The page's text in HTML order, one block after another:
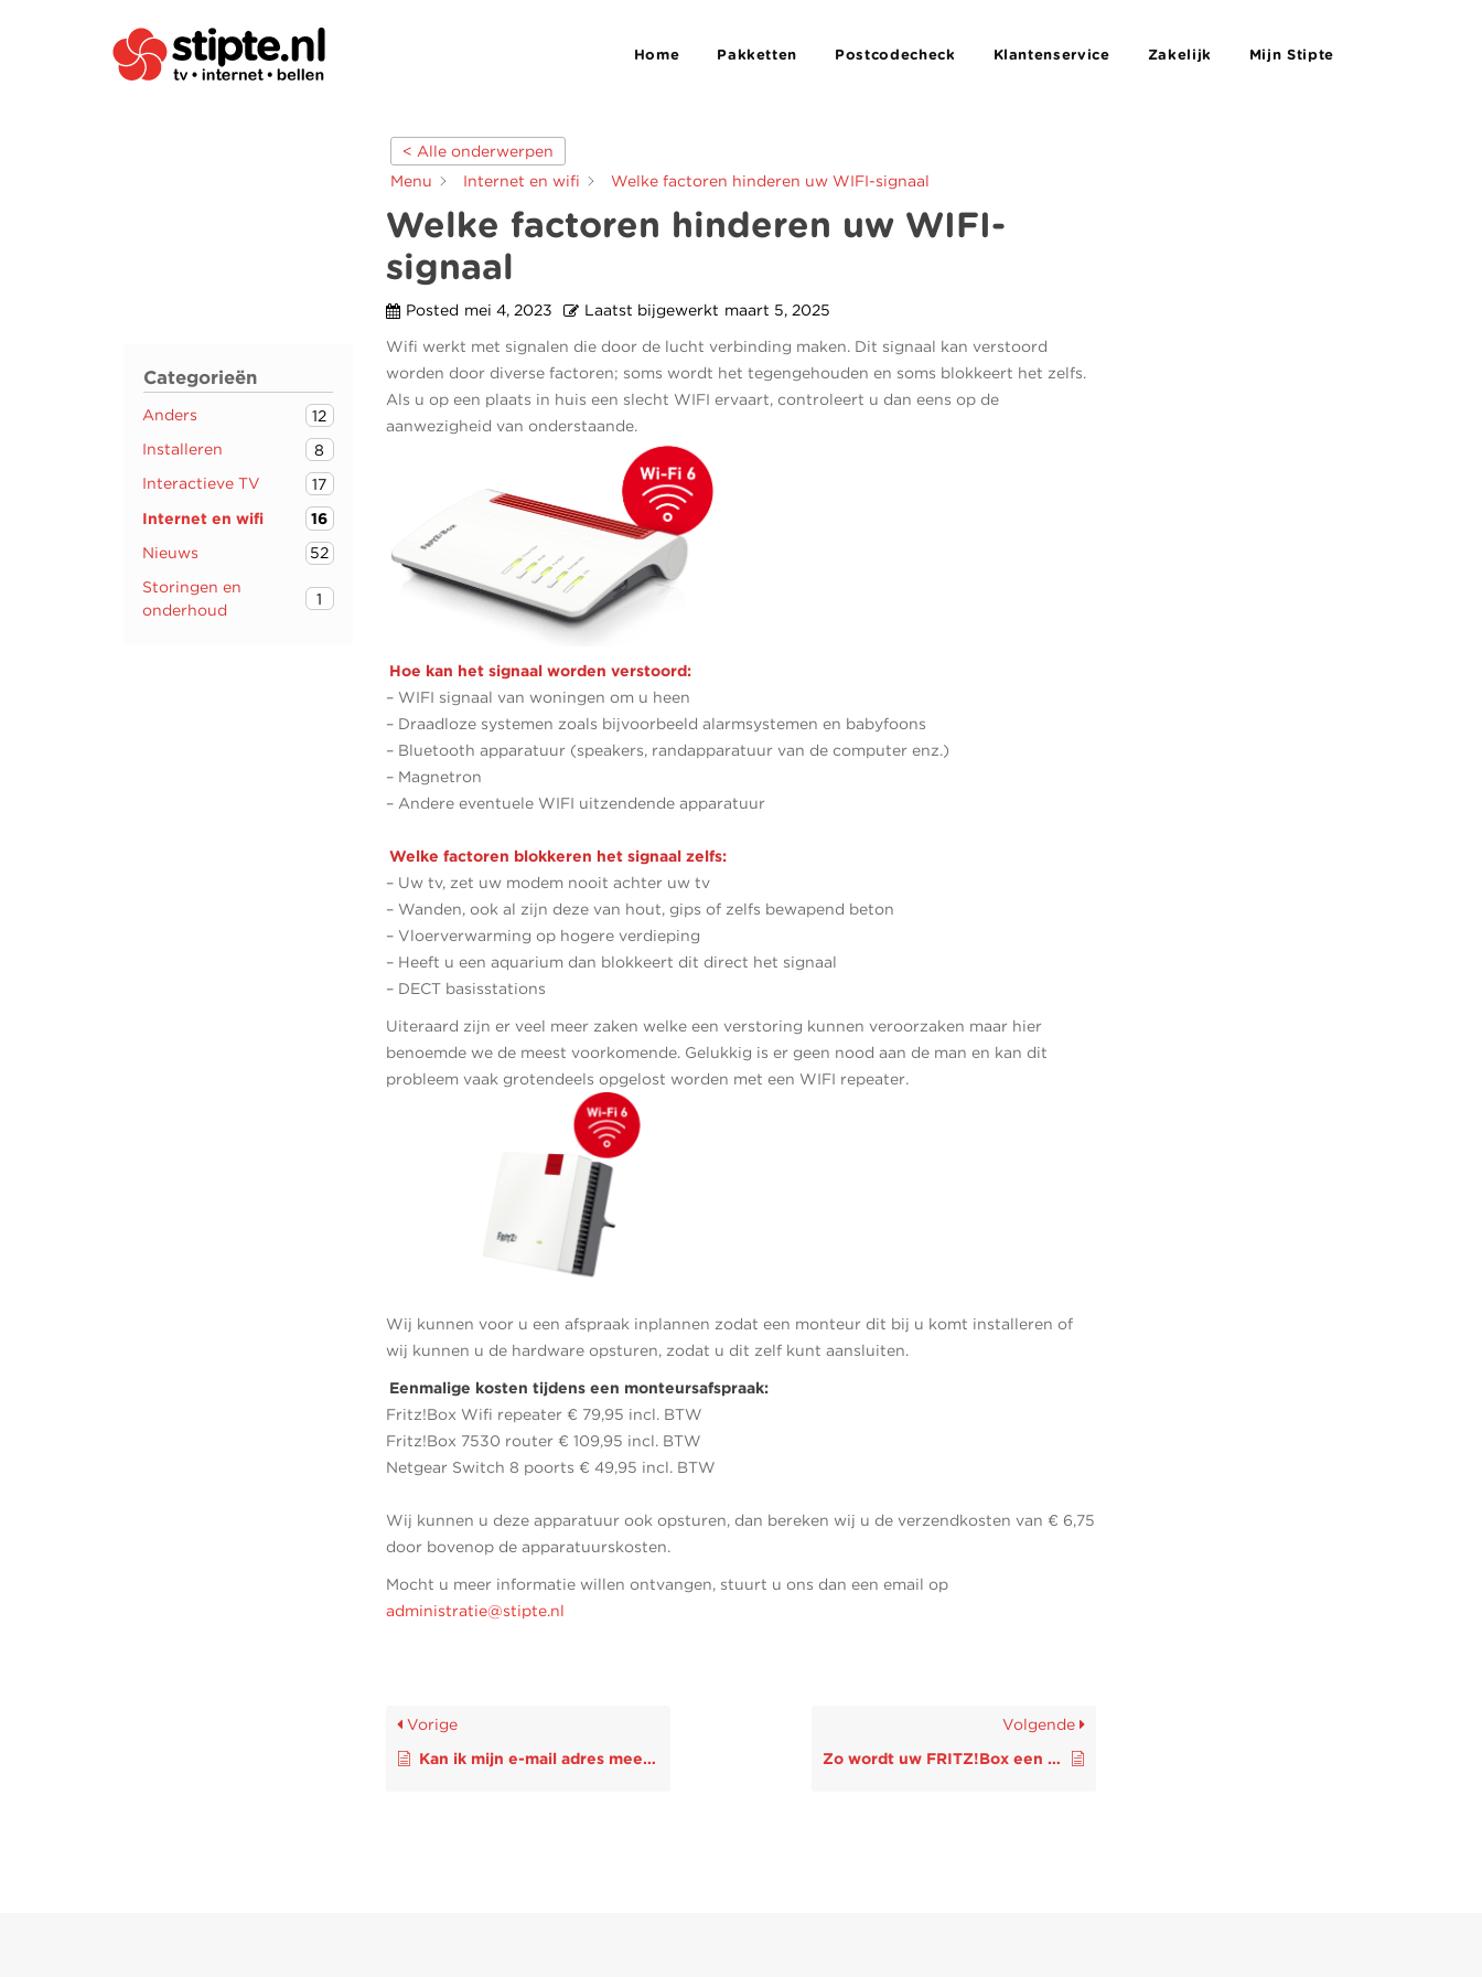
Home Pakketten Postcodecheck Klantenservice Zakelijk Mijn Stipte
Categorieën
Anders
12
Installeren
8
Interactieve TV
17
Internet en wifi
16
Nieuws
52
Storingen en
onderhoud
1
< Alle onderwerpen
Menu
Internet en wifi Welke factoren hinderen uw WIFI-signaal
Welke factoren hinderen uw WIFI-
signaal
Posted mei 4, 2023 Laatst bijgewerkt maart 5, 2025
Wifi werkt met signalen die door de lucht verbinding maken. Dit signaal kan verstoord
worden door diverse factoren; soms wordt het tegengehouden en soms blokkeert het zelfs.
Als u op een plaats in huis een slecht WIFI ervaart, controleert u dan eens op de
aanwezigheid van onderstaande.
Hoe kan het signaal worden verstoord:
– WIFI signaal van woningen om u heen
– Draadloze systemen zoals bijvoorbeeld alarmsystemen en babyfoons
– Bluetooth apparatuur (speakers, randapparatuur van de computer enz.)
– Magnetron
– Andere eventuele WIFI uitzendende apparatuur
Welke factoren blokkeren het signaal zelfs:
– Uw tv, zet uw modem nooit achter uw tv
– Wanden, ook al zijn deze van hout, gips of zelfs bewapend beton
– Vloerverwarming op hogere verdieping
– Heeft u een aquarium dan blokkeert dit direct het signaal
– DECT basisstations
Uiteraard zijn er veel meer zaken welke een verstoring kunnen veroorzaken maar hier
benoemde we de meest voorkomende. Gelukkig is er geen nood aan de man en kan dit
probleem vaak grotendeels opgelost worden met een WIFI repeater.
Wij kunnen voor u een afspraak inplannen zodat een monteur dit bij u komt installeren of
wij kunnen u de hardware opsturen, zodat u dit zelf kunt aansluiten.
Eenmalige kosten tijdens een monteursafspraak:
Fritz!Box Wifi repeater € 79,95 incl. BTW
Fritz!Box 7530 router € 109,95 incl. BTW
Netgear Switch 8 poorts € 49,95 incl. BTW
Wij kunnen u deze apparatuur ook opsturen, dan bereken wij u de verzendkosten van € 6,75
door bovenop de apparatuurskosten.
Mocht u meer informatie willen ontvangen, stuurt u ons dan een email op
administratie@stipte.nl
Vorige
Kan ik mijn e-mail adres meenemen?
Volgende
Zo wordt uw FRITZ!Box een smarthomecentrale